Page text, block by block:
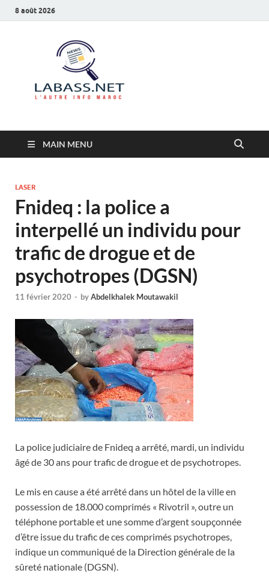
8 août 2026
MAIN MENU
LASER
Fnideq : la police a
interpellé un individu pour
trafic de drogue et de
psychotropes (DGSN)
11 février 2020 - byAbdelkhalek Moutawakil
La police judiciaire de Fnideq a arrêté, mardi, un individu
âgé de 30 ans pour trafic de drogue et de psychotropes.
Le mis en cause a été arrêté dans un hôtel de la ville en
possession de 18.000 comprimés « Rivotril », outre un
téléphone portable et une somme d’argent soupçonnée
d’être issue du trafic de ces comprimés psychotropes,
indique un communiqué de la Direction générale de la
sûreté nationale (DGSN).